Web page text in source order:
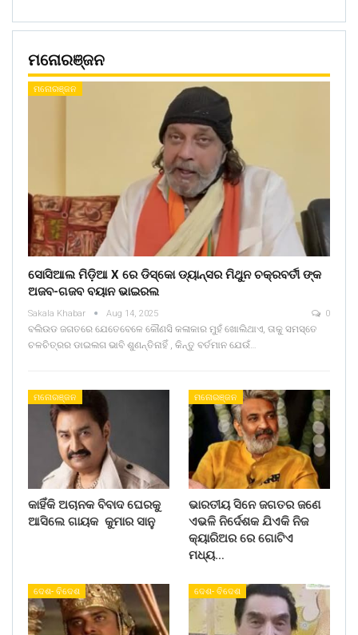
ମନୋରଞ୍ଜନ
ମନୋରଞ୍ଜନ
ସୋସିଆଲ ମିଡ଼ିଆ X ରେ ଡିସ୍କୋ ଡ୍ୟାନ୍ସର ମିଥୁନ ଚକ୍ରବର୍ତୀ ଙ୍କ
ଅଜବ-ଗଜବ ବୟାନ ଭାଇରଲ
Sakala Khabar Aug 14, 2025 0
ବଲିଉଡ ଜଗତରେ ଯେତେବେଳେ କୌଣସି କଳାକାର ମୁହଁ ଖୋଲିଥାଏ, ତାକୁ ସମସ୍ତେ
ଚଳଚିତ୍ରର ଡାଇଲଗ ଭାବି ଶୁଣନ୍ତିନାହିଁ , କିନ୍ତୁ ବର୍ତମାନ ଯେଉଁ…
ମନୋରଞ୍ଜନ
କାହିଁକି ଅଚାନକ ବିବାଦ ଘେରକୁ
ଆସିଲେ ଗାୟକ କୁମାର ସାନୁ
ମନୋରଞ୍ଜନ
ଭାରତୀୟ ସିନେ ଜଗତର ଜଣେ
ଏଭଳି ନିର୍ଦେଶକ ଯିଏକି ନିଜ
କ୍ୟାରିଅର ରେ ଗୋଟିଏ
ମଧ୍ୟ…
ଦେଶ- ବିଦେଶ ଦେଶ- ବିଦେଶ